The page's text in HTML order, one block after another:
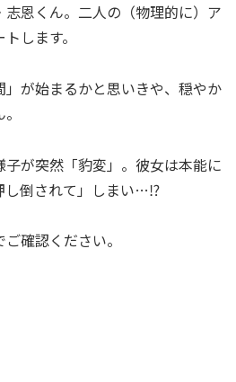
恩くん。二人の（物理的に）ア
します。
」が始まるかと思いきや、穏やか
が突然「豹変」。彼女は本能に
し倒されて」しまい…⁉
確認ください。